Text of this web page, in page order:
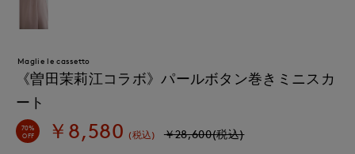
Maglie le cassetto
《曽田茉莉江コラボ》パールボタン巻きミニスカ
ート
70%
OFF
￥8,580 (税込) ￥28,600(税込)